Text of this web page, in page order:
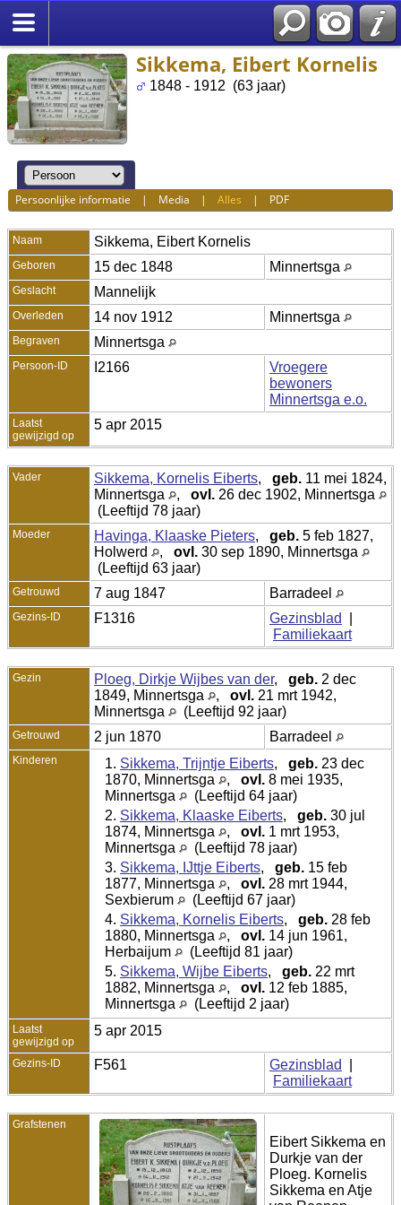
Sikkema, Eibert Kornelis
1848 - 1912 (63 jaar)
Persoonlijke informatie | Media |Alles | PDF
Naam Sikkema, Eibert Kornelis
Geboren 15 dec 1848 Minnertsga
Geslacht Mannelijk
Overleden 14 nov 1912 Minnertsga
Begraven Minnertsga
Persoon-ID I2166
Vroegere
bewoners
Minnertsga e.o.
Laatst
gewijzigd op
5 apr 2015
Vader Sikkema, Kornelis Eiberts, geb. 11 mei 1824,
Minnertsga
, ovl. 26 dec 1902, Minnertsga
(Leeftijd 78 jaar)
Moeder Havinga, Klaaske Pieters, geb. 5 feb 1827,
Holwerd
, ovl. 30 sep 1890, Minnertsga
(Leeftijd 63 jaar)
Getrouwd 7 aug 1847 Barradeel
Gezins-ID F1316 Gezinsblad
Familiekaart
Gezin Ploeg, Dirkje Wijbes van der, geb. 2 dec
1849, Minnertsga
, ovl. 21 mrt 1942,
Minnertsga
(Leeftijd 92 jaar)
Getrouwd 2 jun 1870 Barradeel
Kinderen 1. Sikkema, Trijntje Eiberts, geb. 23 dec
1870, Minnertsga
, ovl. 8 mei 1935,
Minnertsga
(Leeftijd 64 jaar)
2. Sikkema, Klaaske Eiberts, geb. 30 jul
1874, Minnertsga
, ovl. 1 mrt 1953,
Minnertsga
(Leeftijd 78 jaar)
3. Sikkema, IJttje Eiberts, geb. 15 feb
1877, Minnertsga
, ovl. 28 mrt 1944,
Sexbierum
(Leeftijd 67 jaar)
4. Sikkema, Kornelis Eiberts, geb. 28 feb
1880, Minnertsga
, ovl. 14 jun 1961,
Herbaijum
(Leeftijd 81 jaar)
5. Sikkema, Wijbe Eiberts, geb. 22 mrt
1882, Minnertsga
, ovl. 12 feb 1885,
Minnertsga
(Leeftijd 2 jaar)
Laatst
gewijzigd op
5 apr 2015
Gezins-ID F561 Gezinsblad
Familiekaart
Grafstenen
Eibert Sikkema en
Durkje van der
Ploeg. Kornelis
Sikkema en Atje